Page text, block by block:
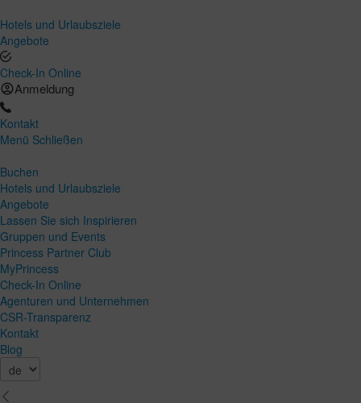
Hotels und Urlaubsziele
Angebote
Check-In Online
Anmeldung
Kontakt
Menü Schließen
Buchen
Hotels und Urlaubsziele
Angebote
Lassen Sie sich Inspirieren
Gruppen und Events
Princess Partner Club
MyPrincess
Check-In Online
Agenturen und Unternehmen
CSR-Transparenz
Kontakt
Blog